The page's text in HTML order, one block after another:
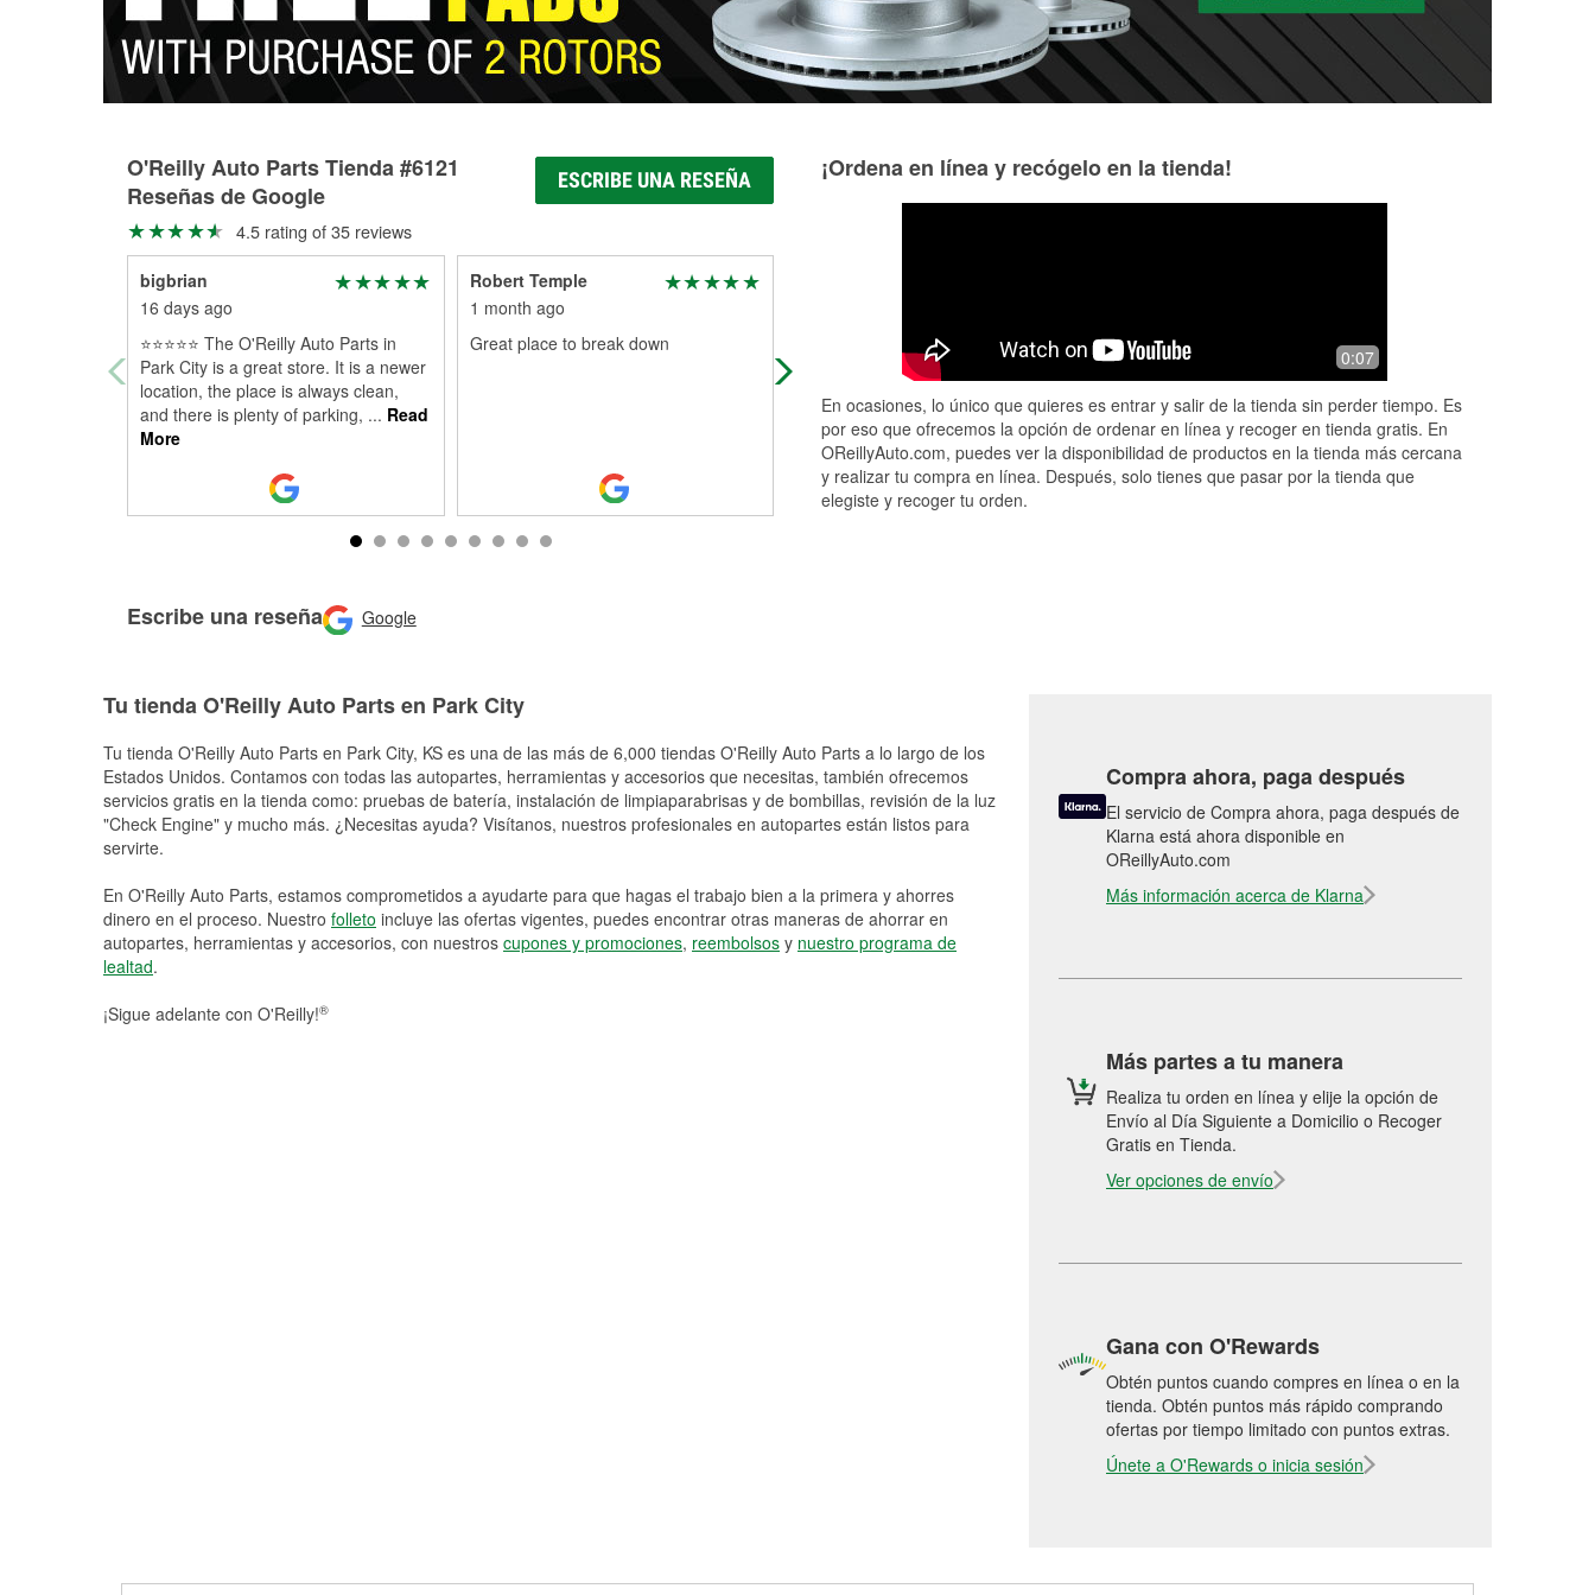
O'Reilly Auto Parts Tienda #6121
Reseñas de Google
ESCRIBE UNA RESEÑA
4.5 rating of 35 reviews
bigbrian
16 days ago
⭐⭐⭐⭐⭐ The O'Reilly Auto Parts in
Park City is a great store. It is a newer
location, the place is always clean,
and there is plenty of parking, ... Read
More
Robert Temple
1 month ago
Great place to break down
I came back to O'Reilly's after the
other store. I was helped and first time
other stores and still wasn't wor...
Read More
They had just what I needed at a fair
price
Escribe una reseña Google
¡Ordena en línea y recógelo en la tienda!
0:07
En ocasiones, lo único que quieres es entrar y salir de la tienda sin perder tiempo. Es
por eso que ofrecemos la opción de ordenar en línea y recoger en tienda gratis. En
OReillyAuto.com, puedes ver la disponibilidad de productos en la tienda más cercana
y realizar tu compra en línea. Después, solo tienes que pasar por la tienda que
elegiste y recoger tu orden.
Tu tienda O'Reilly Auto Parts en Park City
Tu tienda O'Reilly Auto Parts en Park City, KS es una de las más de 6,000 tiendas O'Reilly Auto Parts a lo largo de los
Estados Unidos. Contamos con todas las autopartes, herramientas y accesorios que necesitas, también ofrecemos
servicios gratis en la tienda como: pruebas de batería, instalación de limpiaparabrisas y de bombillas, revisión de la luz
"Check Engine" y mucho más. ¿Necesitas ayuda? Visítanos, nuestros profesionales en autopartes están listos para
servirte.
En O'Reilly Auto Parts, estamos comprometidos a ayudarte para que hagas el trabajo bien a la primera y ahorres
dinero en el proceso. Nuestro folleto incluye las ofertas vigentes, puedes encontrar otras maneras de ahorrar en
autopartes, herramientas y accesorios, con nuestros cupones y promociones, reembolsos y nuestro programa de
lealtad.
¡Sigue adelante con O'Reilly!®
Compra ahora, paga después
El servicio de Compra ahora, paga después de
Klarna está ahora disponible en
OReillyAuto.com
Más información acerca de Klarna
Más partes a tu manera
Realiza tu orden en línea y elije la opción de
Envío al Día Siguiente a Domicilio o Recoger
Gratis en Tienda.
Ver opciones de envío
Gana con O'Rewards
Obtén puntos cuando compres en línea o en la
tienda. Obtén puntos más rápido comprando
ofertas por tiempo limitado con puntos extras.
Únete a O'Rewards o inicia sesión